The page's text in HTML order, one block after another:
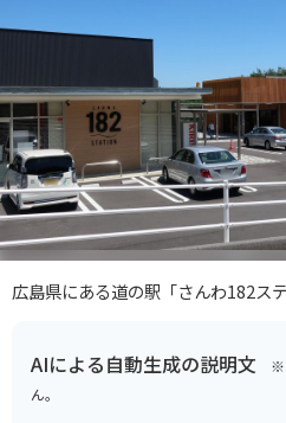
広島県にある道の駅「さんわ182ス
AIによる自動生成の説明文 ※
ん。